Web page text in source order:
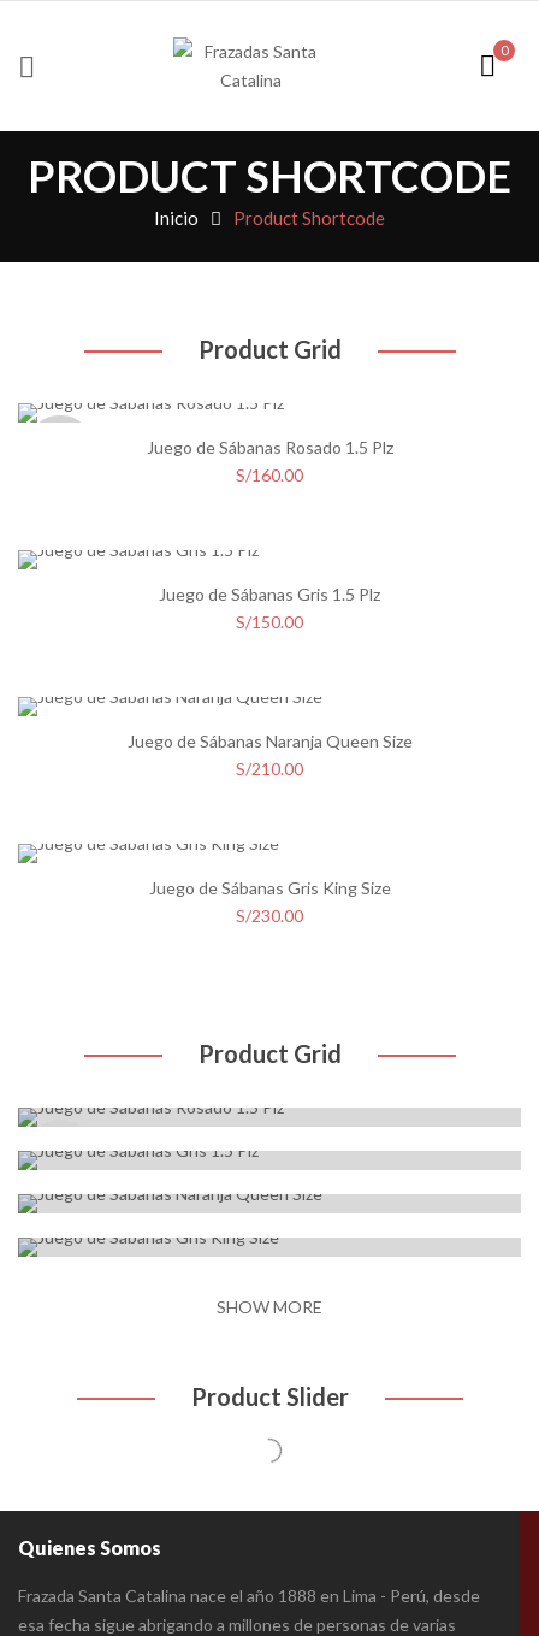
0
PRODUCT SHORTCODE
Inicio Product Shortcode
Product Grid
Juego de Sábanas Rosado 1.5 Plz
S/160.00
Juego de Sábanas Gris 1.5 Plz
S/150.00
Juego de Sábanas Naranja Queen Size
S/210.00
Juego de Sábanas Gris King Size
S/230.00
Product Grid
OUT
S/ 160.00
Juego de Sábanas Gris 1.5 Plz
Juego de Sábanas Naranja Queen Size
S/210.00
Juego de Sábanas Gris King Size
S/230.00
SHOW MORE
Product Slider
Quienes Somos
Frazada Santa Catalina nace el año 1888 en Lima - Perú, desde
esa fecha sigue abrigando a millones de personas de varias